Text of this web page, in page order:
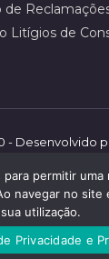
de
Litígios de
- Desenvolvido
reservados.
permitir uma
navegar no site
sua utilização.
Privacidade e